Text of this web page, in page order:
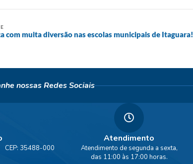
com muita diversão nas escolas municipais de Itaguara!
nossas Redes Sociais
CEP: 35488-000
Atendimento
Atendimento de segunda a sexta,
das 11:00 às 17:00 horas.